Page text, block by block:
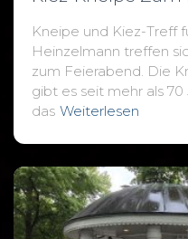
Kneipe und Kiez-Treff
Heinzelmann treffen
zum Feierabend. Die
gibt es seit mehr als
das Weiterlesen